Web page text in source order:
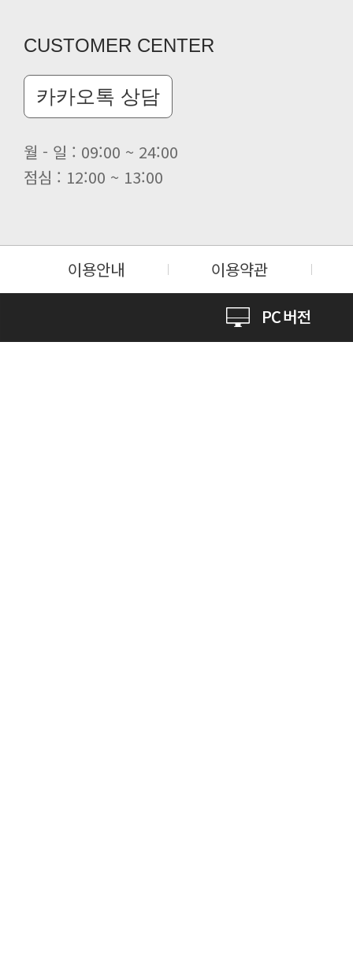
CUSTOMER CENTER
카카오톡 상담
월 - 일 : 09:00 ~ 24:00
점심 : 12:00 ~ 13:00
이용안내 이용약관